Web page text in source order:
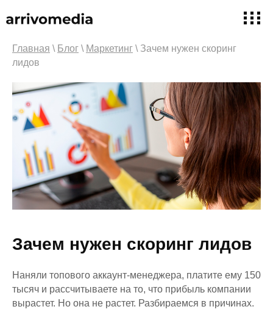
Главная \ Блог \ Маркетинг \ Зачем нужен скоринг
лидов
Зачем нужен скоринг лидов
Наняли топового аккаунт-менеджера, платите ему 150
тысяч и рассчитываете на то, что прибыль компании
вырастет. Но она не растет. Разбираемся в причинах.